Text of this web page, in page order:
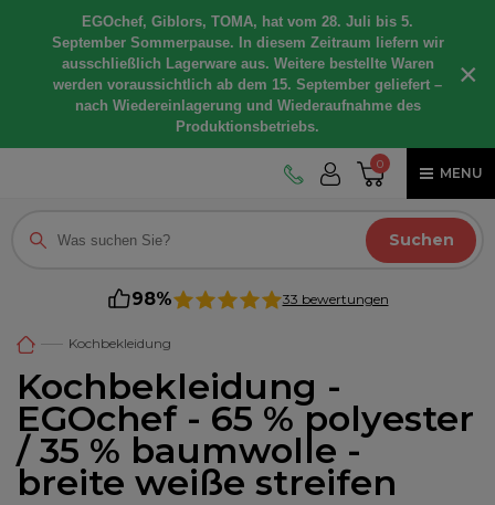
EGOchef, Giblors, TOMA, hat vom 28. Juli bis 5.
September Sommerpause. In diesem Zeitraum liefern wir
ausschließlich Lagerware aus. Weitere bestellte Waren
werden voraussichtlich ab dem 15. September geliefert –
nach Wiedereinlagerung und Wiederaufnahme des
Produktionsbetriebs.
×
0
MENU
Suchen
98% 33 bewertungen
Kochbekleidung
Kochbekleidung -
EGOchef - 65 % polyester
/ 35 % baumwolle -
breite weiße streifen